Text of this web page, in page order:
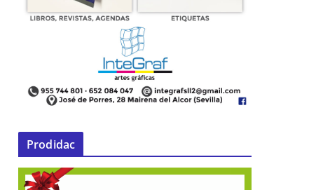
salta al conocido videojuego de
Prodidac